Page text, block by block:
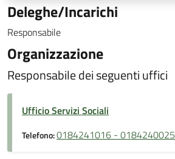
Deleghe/Incarichi
Responsabile
Organizzazione
Responsabile dei seguenti uffici
Ufficio Servizi Sociali
Telefono:0184241016 - 0184240025